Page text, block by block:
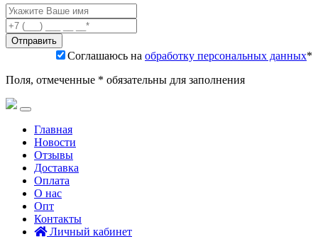
Соглашаюсь на обработку персональных данных*
Поля, отмеченные * обязательны для заполнения
Главная
Новости
Отзывы
Доставка
Оплата
О нас
Опт
Контакты
Личный кабинет